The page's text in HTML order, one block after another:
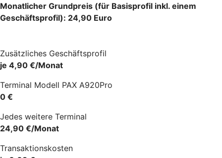
Monatlicher Grundpreis (für Basisprofil inkl. einem
Geschäftsprofil): 24,90 Euro
Zusätzliches Geschäftsprofil
je 4,90 €/Monat
Terminal Modell PAX A920Pro
0 €
Jedes weitere Terminal
24,90 €/Monat
Transaktionskosten